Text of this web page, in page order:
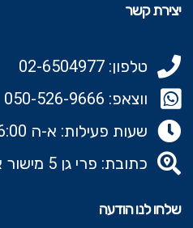
יצירת קשר
טלפון: 02-6504977
ווצאפ: 050-526-9666‬
שעות פעילות: א-ה 09:00-16:00
כתובת: פרי גן 5 מישור אדומים
שלחו לנו הודעה